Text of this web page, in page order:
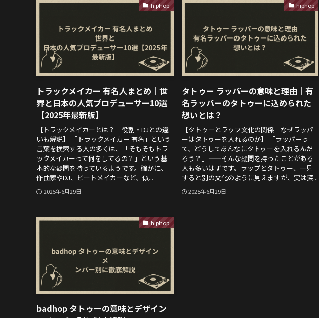
hiphop
トラックメイカー 有名人まとめ｜世
界と日本の人気プロデューサー10選
【2025年最新版】
【トラックメイカーとは？｜役割・DJとの違
いも解説】 「トラックメイカー 有名」という
言葉を検索する人の多くは、「そもそもトラ
ックメイカーって何をしてるの？」という基
本的な疑問を持っているようです。確かに、
作曲家やDJ、ビートメイカーなど、似...
2025年6月29日
hiphop
タトゥー ラッパーの意味と理由｜有
名ラッパーのタトゥーに込められた
想いとは？
【タトゥーとラップ文化の関係｜なぜラッパ
ーはタトゥーを入れるのか】 「ラッパーっ
て、どうしてあんなにタトゥーを入れるんだ
ろう？」——そんな疑問を持ったことがある
人も多いはずです。ラップとタトゥー、一見
すると別の文化のように見えますが、実は深...
2025年6月29日
hiphop
badhop タトゥーの意味とデザイン